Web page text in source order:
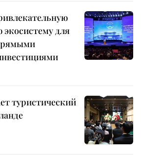
для
туристический